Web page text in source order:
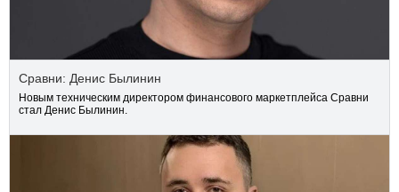
Сравни: Денис Былинин
Новым техническим директором финансового маркетплейса Сравни
стал Денис Былинин.